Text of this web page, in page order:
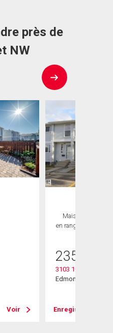
près de
NW
Voir
Maison
en rangée
235 000
3103 109 Street
Edmonton, AB
Enregistrer